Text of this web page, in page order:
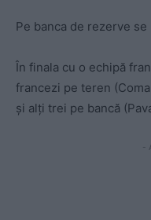
Pe banca de rezerve
În finala cu o echipă
francezi pe teren
și alți trei pe bancă
-